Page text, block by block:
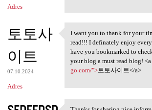
Adres
토토사
이트
07.10.2024
Adres
I want you to thank for
I want you to thank for your
read!!! I definately enjoy
have you bookmarked to
your blog a must read blog!
go.com/">토토사이트</a>